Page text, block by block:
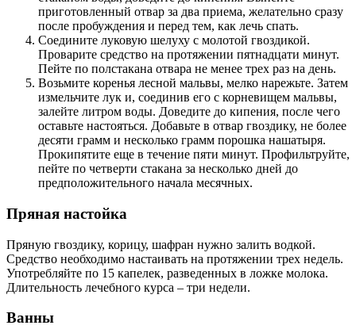
приготовленный отвар за два приема, желательно сразу
после пробуждения и перед тем, как лечь спать.
Соедините луковую шелуху с молотой гвоздикой.
Проварите средство на протяжении пятнадцати минут.
Пейте по полстакана отвара не менее трех раз на день.
Возьмите коренья лесной мальвы, мелко нарежьте. Затем
измельчите лук и, соединив его с корневищем мальвы,
залейте литром воды. Доведите до кипения, после чего
оставьте настояться. Добавьте в отвар гвоздику, не более
десяти грамм и несколько грамм порошка нашатыря.
Прокипятите еще в течение пяти минут. Профильтруйте,
пейте по четверти стакана за несколько дней до
предположительного начала месячных.
Пряная настойка
Пряную гвоздику, корицу, шафран нужно залить водкой.
Средство необходимо настаивать на протяжении трех недель.
Употребляйте по 15 капелек, разведенных в ложке молока.
Длительность лечебного курса – три недели.
Ванны